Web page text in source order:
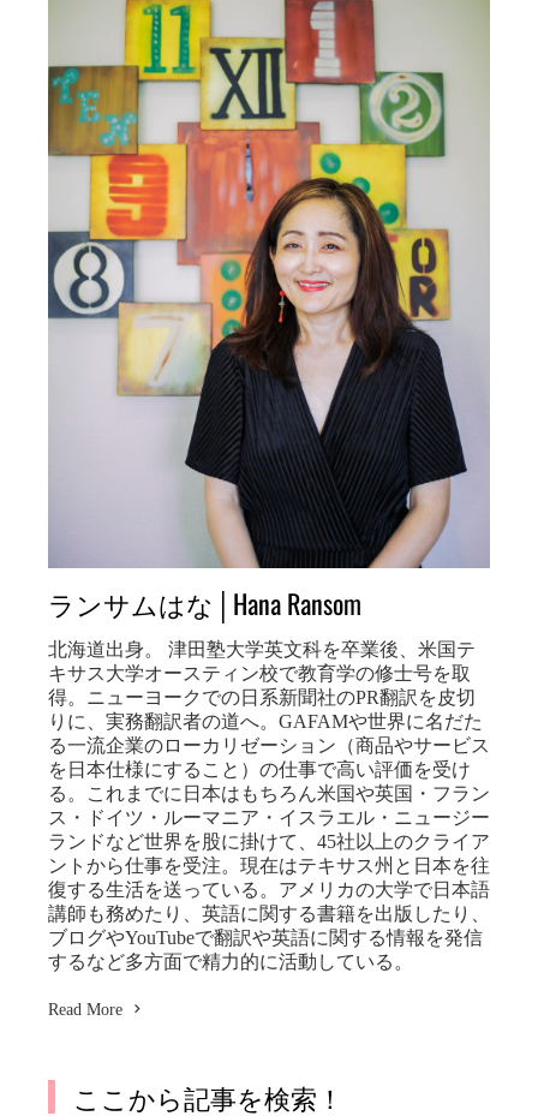
ランサムはな│Hana Ransom
北海道出身。 津田塾大学英文科を卒業後、米国テ
キサス大学オースティン校で教育学の修士号を取
得。ニューヨークでの日系新聞社のPR翻訳を皮切
りに、実務翻訳者の道へ。GAFAMや世界に名だた
る一流企業のローカリゼーション（商品やサービス
を日本仕様にすること）の仕事で高い評価を受け
る。これまでに日本はもちろん米国や英国・フラン
ス・ドイツ・ルーマニア・イスラエル・ニュージー
ランドなど世界を股に掛けて、45社以上のクライア
ントから仕事を受注。現在はテキサス州と日本を往
復する生活を送っている。アメリカの大学で日本語
講師も務めたり、英語に関する書籍を出版したり、
ブログやYouTubeで翻訳や英語に関する情報を発信
するなど多方面で精力的に活動している。
Read More
ここから記事を検索！